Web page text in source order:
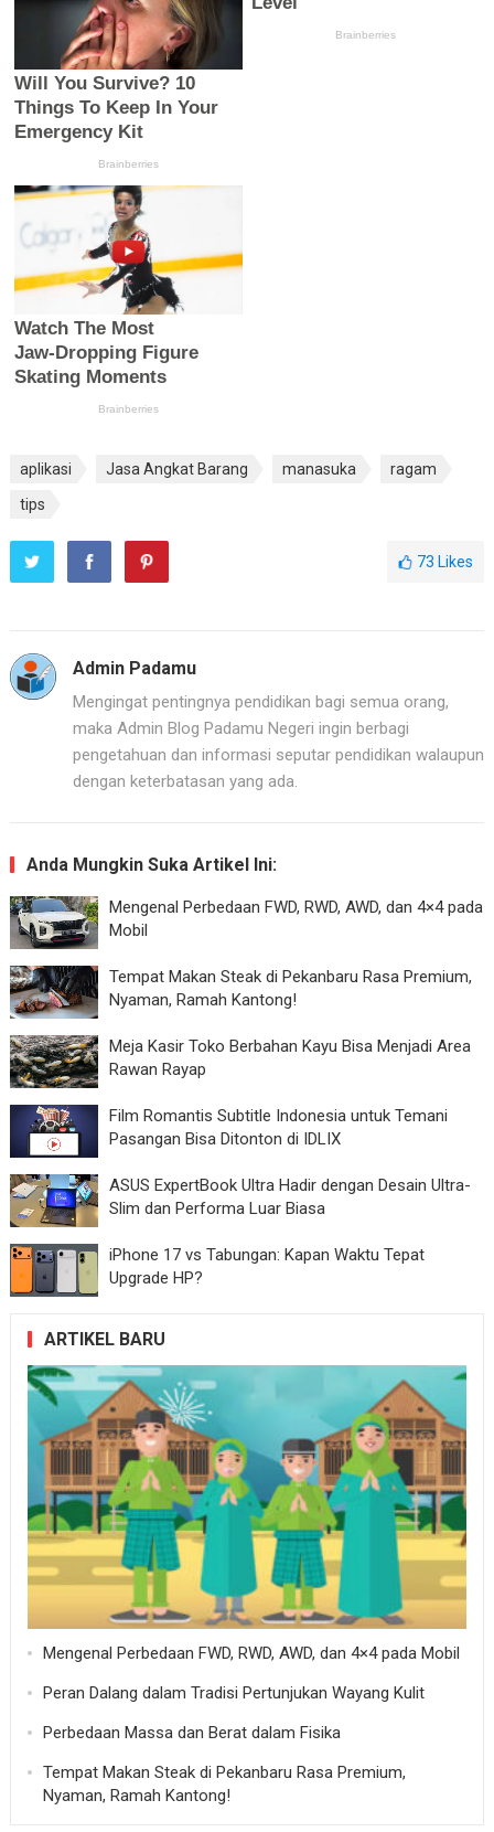
aplikasi Jasa Angkat Barang manasuka
ragam
tips
73 Likes
Admin Padamu
Mengingat pentingnya pendidikan bagi semua orang,
maka Admin Blog Padamu Negeri ingin berbagi
pengetahuan dan informasi seputar pendidikan walaupun
dengan keterbatasan yang ada.
Anda Mungkin Suka Artikel Ini:
Mengenal Perbedaan FWD, RWD, AWD, dan 4×4 pada
Mobil
Tempat Makan Steak di Pekanbaru Rasa Premium,
Nyaman, Ramah Kantong!
Meja Kasir Toko Berbahan Kayu Bisa Menjadi Area
Rawan Rayap
Film Romantis Subtitle Indonesia untuk Temani
Pasangan Bisa Ditonton di IDLIX
ASUS ExpertBook Ultra Hadir dengan Desain Ultra-
Slim dan Performa Luar Biasa
iPhone 17 vs Tabungan: Kapan Waktu Tepat
Upgrade HP?
ARTIKEL BARU
Mengenal Perbedaan FWD, RWD, AWD, dan 4×4 pada Mobil
Peran Dalang dalam Tradisi Pertunjukan Wayang Kulit
Perbedaan Massa dan Berat dalam Fisika
Tempat Makan Steak di Pekanbaru Rasa Premium,
Nyaman, Ramah Kantong!